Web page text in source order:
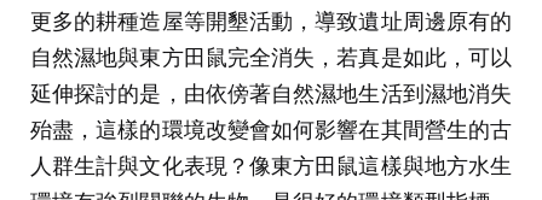
更多的耕種造屋等開墾活動，導致遺址周邊原有的
自然濕地與東方田鼠完全消失，若真是如此，可以
延伸探討的是，由依傍著自然濕地生活到濕地消失
殆盡，這樣的環境改變會如何影響在其間營生的古
人群生計與文化表現？像東方田鼠這樣與地方水生